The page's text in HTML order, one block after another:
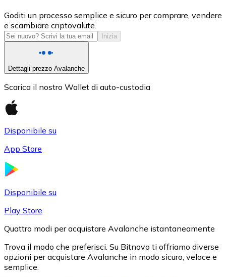
USD Coin
USDC
Goditi un processo semplice e sicuro per comprare, vendere
e scambiare criptovalute.
Inizia
Dettagli prezzo Avalanche
Scarica il nostro Wallet di auto-custodia
Disponibile su
App Store
Disponibile su
Play Store
Quattro modi per acquistare Avalanche istantaneamente
Trova il modo che preferisci. Su Bitnovo ti offriamo diverse
opzioni per acquistare Avalanche in modo sicuro, veloce e
semplice.